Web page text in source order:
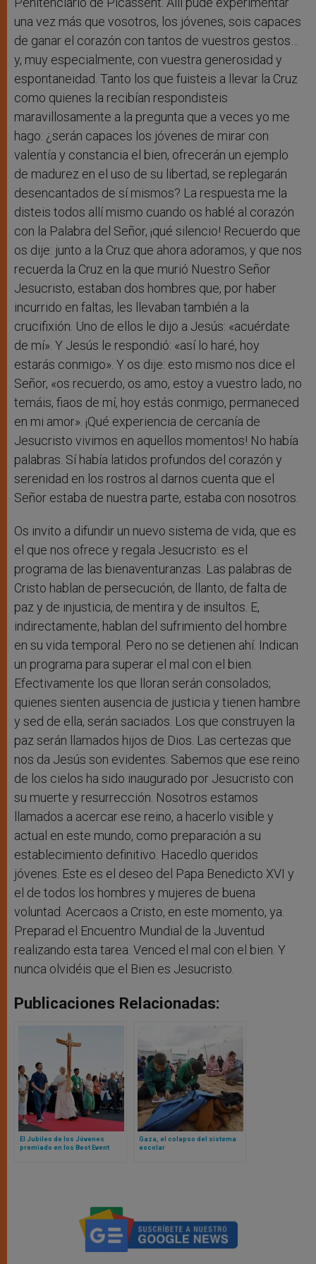
una vez más que vosotros, los jóvenes, sois capaces
de ganar el corazón con tantos de vuestros gestos…
y, muy especialmente, con vuestra generosidad y
espontaneidad. Tanto los que fuisteis a llevar la Cruz
como quienes la recibían respondisteis
maravillosamente a la pregunta que a veces yo me
hago: ¿serán capaces los jóvenes de mirar con
valentía y constancia el bien, ofrecerán un ejemplo
de madurez en el uso de su libertad, se replegarán
desencantados de sí mismos? La respuesta me la
disteis todos allí mismo cuando os hablé al corazón
con la Palabra del Señor, ¡qué silencio! Recuerdo que
os dije: junto a la Cruz que ahora adoramos, y que nos
recuerda la Cruz en la que murió Nuestro Señor
Jesucristo, estaban dos hombres que, por haber
incurrido en faltas, les llevaban también a la
crucifixión. Uno de ellos le dijo a Jesús: «acuérdate
de mí». Y Jesús le respondió: «así lo haré, hoy
estarás conmigo». Y os dije: esto mismo nos dice el
Señor, «os recuerdo, os amo, estoy a vuestro lado, no
temáis, fiaos de mí, hoy estás conmigo, permaneced
en mi amor». ¡Qué experiencia de cercanía de
Jesucristo vivimos en aquellos momentos! No había
palabras. Sí había latidos profundos del corazón y
serenidad en los rostros al darnos cuenta que el
Señor estaba de nuestra parte, estaba con nosotros.
Os invito a difundir un nuevo sistema de vida, que es
el que nos ofrece y regala Jesucristo: es el
programa de las bienaventuranzas. Las palabras de
Cristo hablan de persecución, de llanto, de falta de
paz y de injusticia, de mentira y de insultos. E,
indirectamente, hablan del sufrimiento del hombre
en su vida temporal. Pero no se detienen ahí. Indican
un programa para superar el mal con el bien.
Efectivamente los que lloran serán consolados;
quienes sienten ausencia de justicia y tienen hambre
y sed de ella, serán saciados. Los que construyen la
paz serán llamados hijos de Dios. Las certezas que
nos da Jesús son evidentes. Sabemos que ese reino
de los cielos ha sido inaugurado por Jesucristo con
su muerte y resurrección. Nosotros estamos
llamados a acercar ese reino, a hacerlo visible y
actual en este mundo, como preparación a su
establecimiento definitivo. Hacedlo queridos
jóvenes. Este es el deseo del Papa Benedicto XVI y
el de todos los hombres y mujeres de buena
voluntad. Acercaos a Cristo, en este momento, ya.
Preparad el Encuentro Mundial de la Juventud
realizando esta tarea. Venced el mal con el bien. Y
nunca olvidéis que el Bien es Jesucristo.
Publicaciones Relacionadas:
El Jubileo de los Jóvenes
premiado en los Best Event
Gaza, el colapso del sistema
escolar